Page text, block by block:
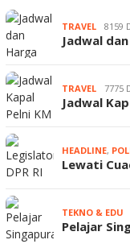
TRAVEL 8159
Jadwal
TRAVEL 7775
Jadwal
HEADLINE,
Lewati
TEKNO & EDU
Pelajar